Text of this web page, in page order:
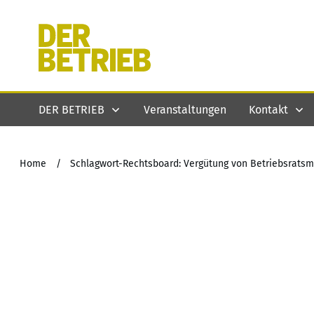
DER BETRIEB Veranstaltungen Kontakt
Home / Schlagwort-Rechtsboard: Vergütung von